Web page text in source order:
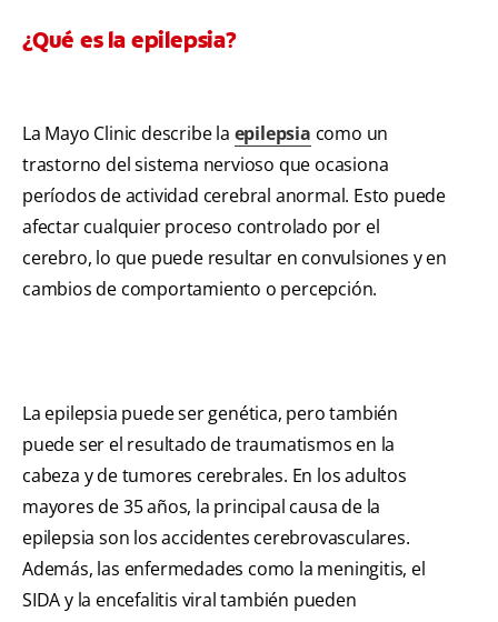
¿Qué es la epilepsia?
La Mayo Clinic describe la epilepsia como un
trastorno del sistema nervioso que ocasiona
períodos de actividad cerebral anormal. Esto puede
afectar cualquier proceso controlado por el
cerebro, lo que puede resultar en convulsiones y en
cambios de comportamiento o percepción.
La epilepsia puede ser genética, pero también
puede ser el resultado de traumatismos en la
cabeza y de tumores cerebrales. En los adultos
mayores de 35 años, la principal causa de la
epilepsia son los accidentes cerebrovasculares.
Además, las enfermedades como la meningitis, el
SIDA y la encefalitis viral también pueden